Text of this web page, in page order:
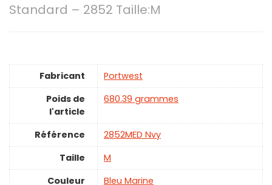
Standard – 2852 Taille:M
Fabricant
‎Portwest
Poids de
l'article
‎680.39 grammes
Référence
‎2852MED Nvy
Taille
‎M
Couleur
‎Bleu Marine